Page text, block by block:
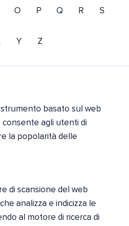
O P Q R S
Y Z
basato sul web
agli utenti di
la popolarità delle
di scansione del web
analizza e indicizza le
al motore di ricerca di